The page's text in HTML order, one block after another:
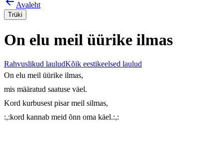
Avaleht
Trüki
On elu meil üürike ilmas
Rahvuslikud lauludKõik eestikeelsed laulud
On elu meil üürike ilmas,
mis määratud saatuse väel.
Kord kurbusest pisar meil silmas,
:,:kord kannab meid õnn oma käel.:,: